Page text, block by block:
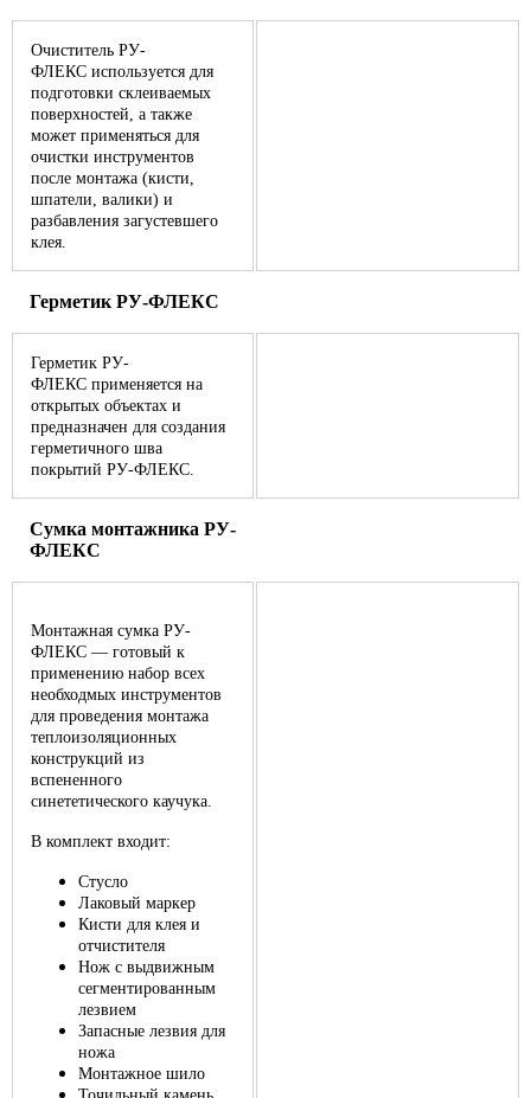
Очиститель РУ-
ФЛЕКС используется для
подготовки склеиваемых
поверхностей, а также
может применяться для
очистки инструментов
после монтажа (кисти,
шпатели, валики) и
разбавления загустевшего
клея.
Герметик РУ-ФЛЕКС
Герметик РУ-
ФЛЕКС применяется на
открытых объектах и
предназначен для создания
герметичного шва
покрытий РУ-ФЛЕКС.
Сумка монтажника РУ-
ФЛЕКС
Монтажная сумка РУ-
ФЛЕКС — готовый к
применению набор всех
необходмых инструментов
для проведения монтажа
теплоизоляционных
конструкций из
вспененного
синететического каучука.
В комплект входит:
Стусло
Лаковый маркер
Кисти для клея и
отчистителя
Нож с выдвижным
сегментированным
лезвием
Запасные лезвия для
ножа
Монтажное шило